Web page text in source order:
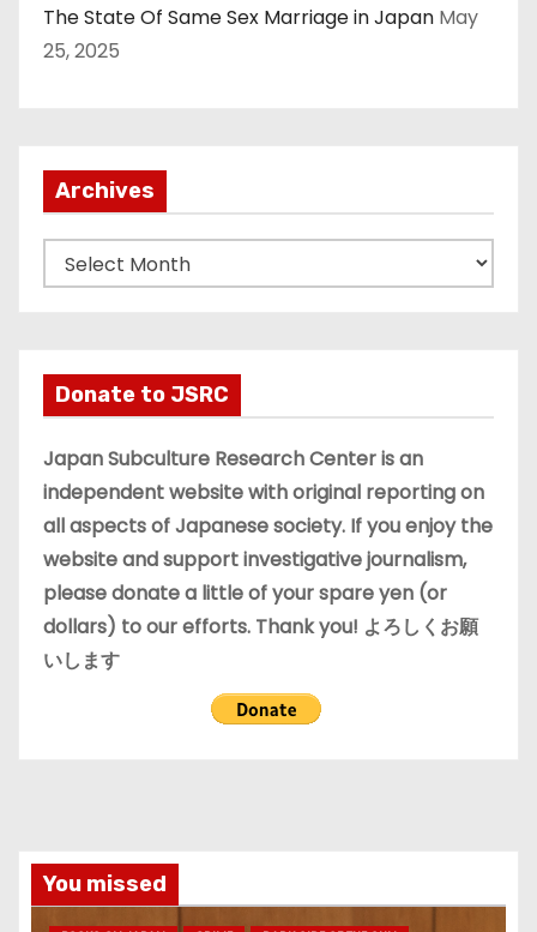
The State Of Same Sex Marriage in Japan May
25, 2025
Archives
r
v
e
s
Donate to JSRC
Japan Subculture Research Center is an
independent website with original reporting on
all aspects of Japanese society. If you enjoy the
website and support investigative journalism,
please donate a little of your spare yen (or
dollars) to our efforts. Thank you! よろしくお願
いします
You missed